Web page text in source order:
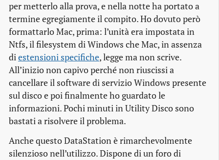
per metterlo alla prova, e nella notte ha portato a
termine egregiamente il compito. Ho dovuto però
formattarlo Mac, prima: l’unità era impostata in
Ntfs, ilfilesystem di Windows che Mac, in assenza
diestensioni specifiche, legge ma non scrive.
All’inizio non capivo perché non riuscissi a
cancellare il softwaredi servizio Windows presente
sul disco e poi finalmente ho guardato le
informazioni. Pochi minuti in Utility Disco sono
bastati a risolvere il problema.
Anche questo DataStation è rimarchevolmente
silenzioso nell’utilizzo. Dispone di un foro di